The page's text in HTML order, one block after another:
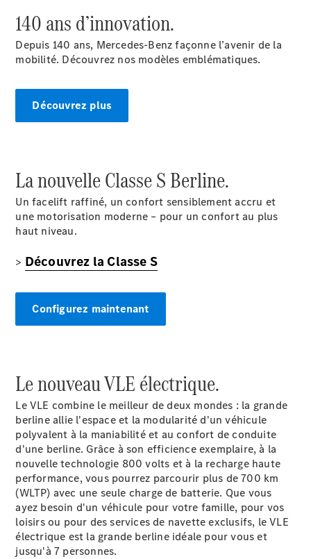
Maybach SL
Monogram
Series
Configurateur
Mercedes-
Benz Store
VLE Électrique
Configurateur
Mercedes-
Benz Store
Tous les
Monospaces
EQV
Électrique
Classe V
Marco Polo
Configurateur
Mercedes-
140 ans d’innovation.
Depuis 140 ans, Mercedes-Benz façonne l’avenir de la
mobilité. Découvrez nos modèles emblématiques.
Découvrez plus
La nouvelle Classe S Berline.
Un facelift raffiné, un confort sensiblement accru et
une motorisation moderne – pour un confort au plus
haut niveau.
> Découvrez la Classe S
Configurez maintenant
Le nouveau VLE électrique.
Le VLE combine le meilleur de deux mondes : la grande
berline allie l'espace et la modularité d'un véhicule
polyvalent à la maniabilité et au confort de conduite
d'une berline. Grâce à son efficience exemplaire, à la
nouvelle technologie 800 volts et à la recharge haute
performance, vous pourrez parcourir plus de 700 km
(WLTP) avec une seule charge de batterie. Que vous
ayez besoin d'un véhicule pour votre famille, pour vos
loisirs ou pour des services de navette exclusifs, le VLE
électrique est la grande berline idéale pour vous et
jusqu'à 7 personnes.